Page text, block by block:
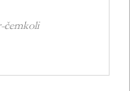
čemkoli